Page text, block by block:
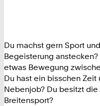
Du machst gern Sport
Begeisterung
etwas Bewegung
Du hast ein bisschen
Nebenjob? Du besitzt die
Breitensport?